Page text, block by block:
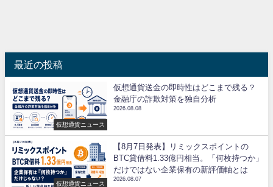
最近の投稿
仮想通貨ニュース
仮想通貨送金の即時性はどこまで残る？
金融庁の詐欺対策を独自分析
2026.08.08
仮想通貨ニュース
【8月7日発表】リミックスポイントの
BTC貸借料1.33億円相当。「何枚持つか」
だけではない企業保有の新評価軸とは
2026.08.07